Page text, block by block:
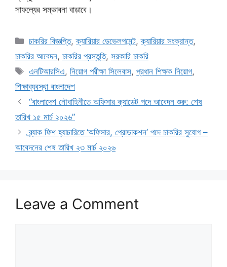
সাফল্যের সম্ভাবনা বাড়াবে।
Categories
চাকরির বিজ্ঞপ্তি,ক্যারিয়ার ডেভেলপমেন্ট,ক্যারিয়ার সংক্রান্ত,
চাকরির আবেদন, চাকরির প্রস্তুতি, সরকারি চাকরি
Tags
এনটিআরসিএ,নিয়োগ পরীক্ষা সিলেবাস,প্রধান শিক্ষক নিয়োগ,
শিক্ষাব্যবস্থা বাংলাদেশ
“বাংলাদেশ নৌবাহিনীতে অফিসার ক্যাডেট পদে আবেদন শুরু: শেষ
তারিখ ১৫ মার্চ ২০২৬”
ব্র্যাক ফিশ হ্যাচারিতে ‘অফিসার, প্রোডাকশন’ পদে চাকরির সুযোগ –
আবেদনের শেষ তারিখ ২৩ মার্চ ২০২৬
Leave a Comment